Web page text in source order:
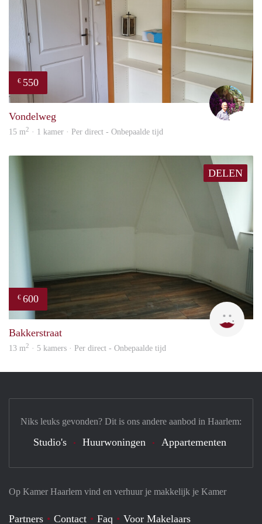
€ 550
Vondelweg
15 m2 · 1 kamer · Per direct - Onbepaalde tijd
DELEN
€ 600
Bakkerstraat
13 m2 · 5 kamers · Per direct - Onbepaalde tijd
Op Kamer Haarlem vind en verhuur je makkelijk je Kamer
Partners Contact Faq Voor Makelaars
Niks leuks gevonden? Dit is ons andere aanbod in Haarlem:
Studio's Huurwoningen Appartementen